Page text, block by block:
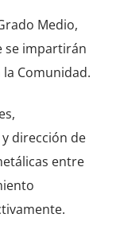
Medio,
se impartirán
Comunidad.
dirección de
entre